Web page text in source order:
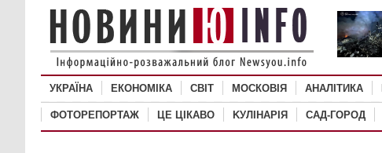
УКРАЇНА ЕКОНОМІКА СВІТ MОСКОВІЯ АНАЛІТИКА
ФОТОРЕПОРТАЖ ЦЕ ЦІКАВО KУЛІНАРІЯ САД-ГОРОД